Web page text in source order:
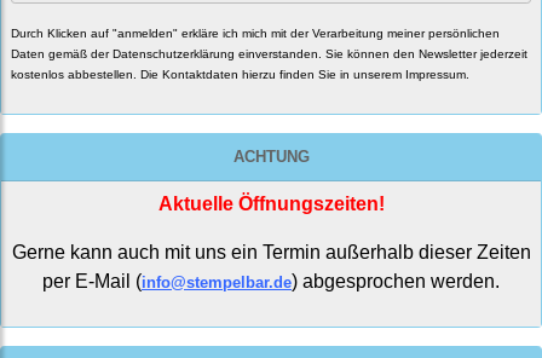
Durch Klicken auf "anmelden" erkläre ich mich mit der Verarbeitung meiner persönlichen
Daten gemäß der Datenschutzerklärung einverstanden. Sie können den Newsletter jederzeit
kostenlos abbestellen. Die Kontaktdaten hierzu finden Sie in unserem Impressum.
ACHTUNG
Aktuelle Öffnungszeiten!
Gerne kann auch mit uns ein Termin außerhalb dieser Zeiten
per E-Mail (info@stempelbar.de) abgesprochen werden.